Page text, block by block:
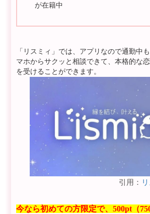
が在籍中
「リスミィ」では、アプリなので通勤中
マホからサクッと相談できて、本格的な
を受けることができます。
引用：
今なら初めての方限定で、500pt（